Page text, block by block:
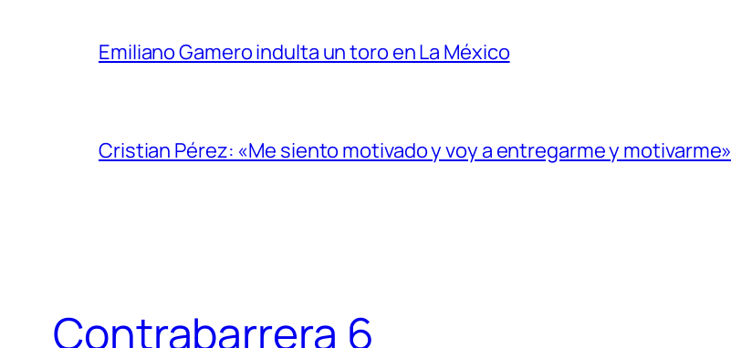
Emiliano Gamero indulta un toro en La México
Cristian Pérez: «Me siento motivado y voy a entregarme y motivarme»
Contrabarrera 6